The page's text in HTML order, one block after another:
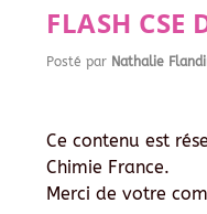
FLASH
Posté par Nathalie
Ce contenu est
Chimie France.
Merci de votre